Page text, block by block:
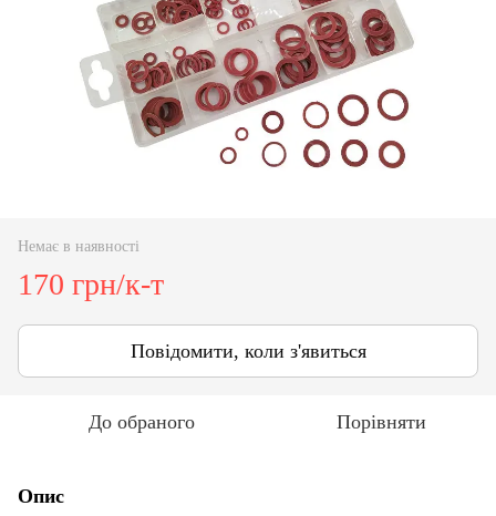
Немає в наявності
170 грн/к-т
Повідомити, коли з'явиться
До обраного Порівняти
Опис